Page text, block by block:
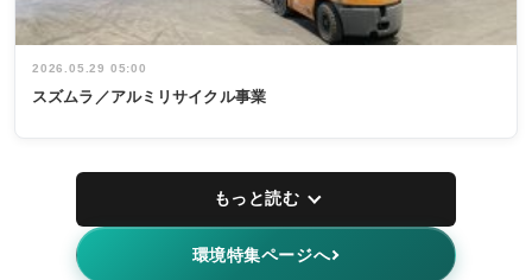
2026.05.29 05:00
スズムラ／アルミリサイクル事業
もっと読む
環境特集ページへ